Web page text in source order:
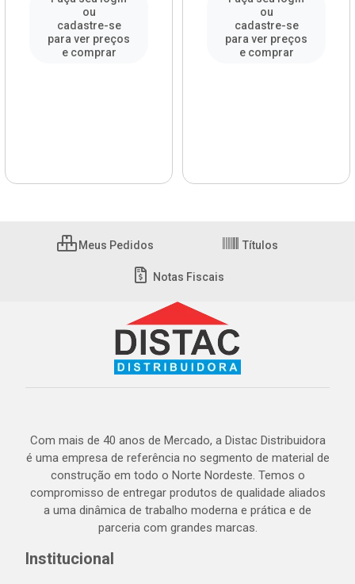
ou
cadastre-se
para ver preços
e comprar
ou
cadastre-se
para ver preços
e comprar
Meus Pedidos Títulos
Notas Fiscais
Com mais de 40 anos de Mercado, a Distac Distribuidora
é uma empresa de referência no segmento de material de
construção em todo o Norte Nordeste. Temos o
compromisso de entregar produtos de qualidade aliados
a uma dinâmica de trabalho moderna e prática e de
parceria com grandes marcas.
Institucional